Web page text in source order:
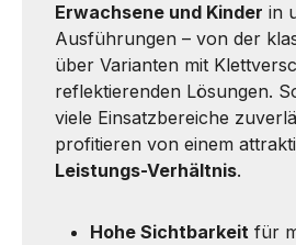
Erwachsene und Kinder in
Ausführungen – von der
über Varianten mit
reflektierenden Lösungen.
viele Einsatzbereiche
profitieren von einem
Leistungs-Verhältnis.
Hohe Sichtbarkeit für